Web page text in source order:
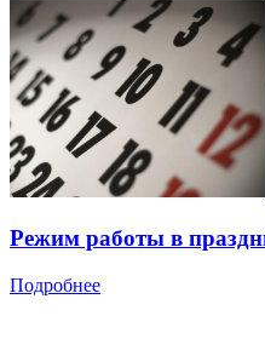
Режим работы в
Подробнее